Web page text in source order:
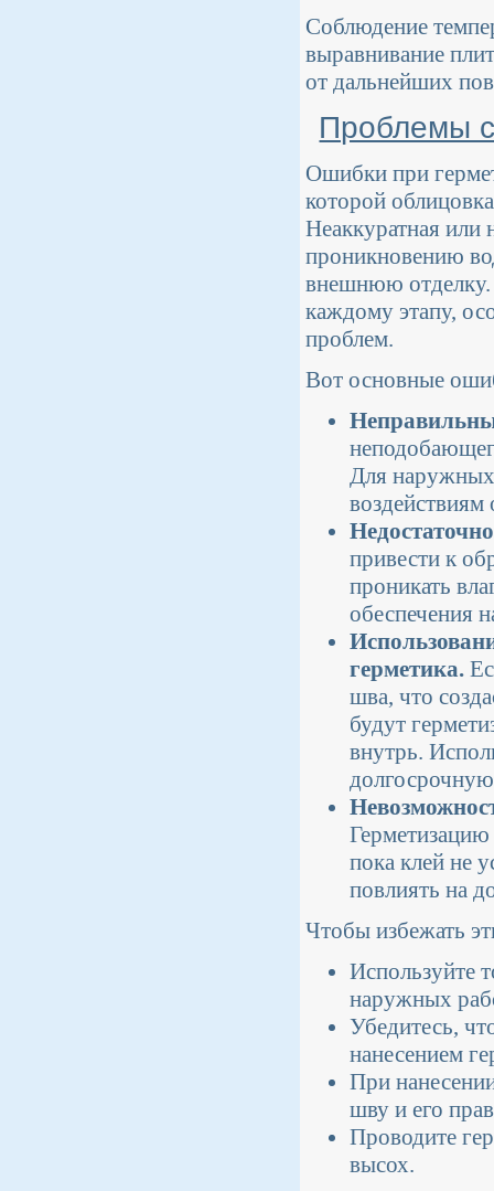
Соблюдение
выравнивание
от дальнейших
Проблемы
Ошибки при
которой
Неаккуратная или
проникновению
внешнюю отделку.
каждому этапу,
проблем.
Вот основные
Для наружных
привести к
проникать
обеспечения
герметика.
шва, что
будут
внутрь.
пока клей не
повлиять на
Чтобы избежать
Используйте
наружных
Убедитесь,
нанесением
При
шву и его
Проводите
высох.